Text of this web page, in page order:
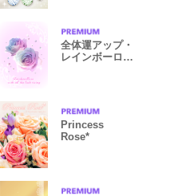
全体運アップ・
レインボーロー
Princess
Rose*